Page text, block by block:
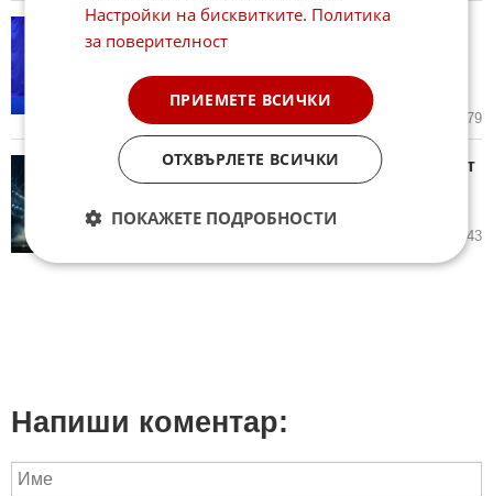
Ирландия гостува на Народен
театър "Иван Вазов" със
1 379
SMOOTH CRIMINAL за първи път
в България: шоуто, което
1 243
Напиши коментар:
Настройки на бисквитките. Политика
за поверителност
ПРИЕМЕТЕ ВСИЧКИ
ОТХВЪРЛЕТЕ ВСИЧКИ
ПОКАЖЕТЕ ПОДРОБНОСТИ